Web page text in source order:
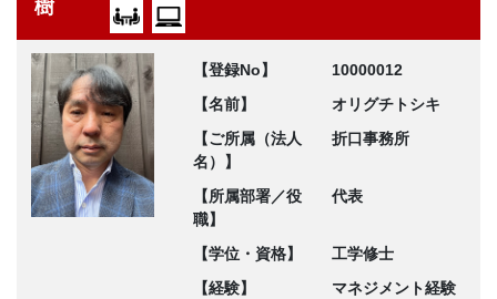
樹
【登録No】
10000012
【名前】
オリグチトシキ
【ご所属（法人
名）】
折口事務所
【所属部署／役
職】
代表
【学位・資格】
工学修士
【経験】
マネジメント経験